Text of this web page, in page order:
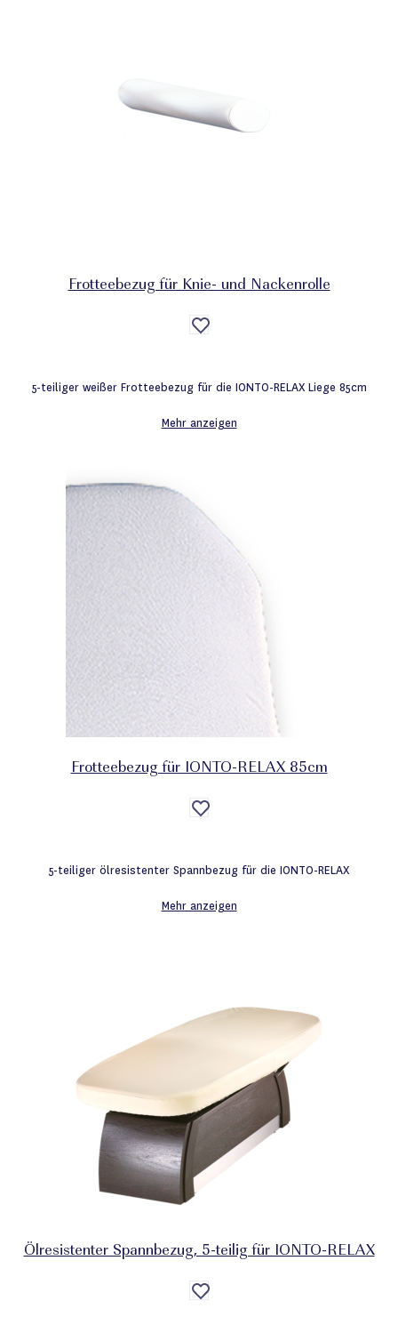
Frotteebezug für Knie- und Nackenrolle
Auf
die
5-teiliger weißer Frotteebezug für die IONTO-RELAX Liege 85cm
Mehr anzeigen
Frotteebezug für IONTO-RELAX 85cm
Auf
die
5-teiliger ölresistenter Spannbezug für die IONTO-RELAX
Mehr anzeigen
Ölresistenter Spannbezug, 5-teilig für IONTO-RELAX
Auf
die